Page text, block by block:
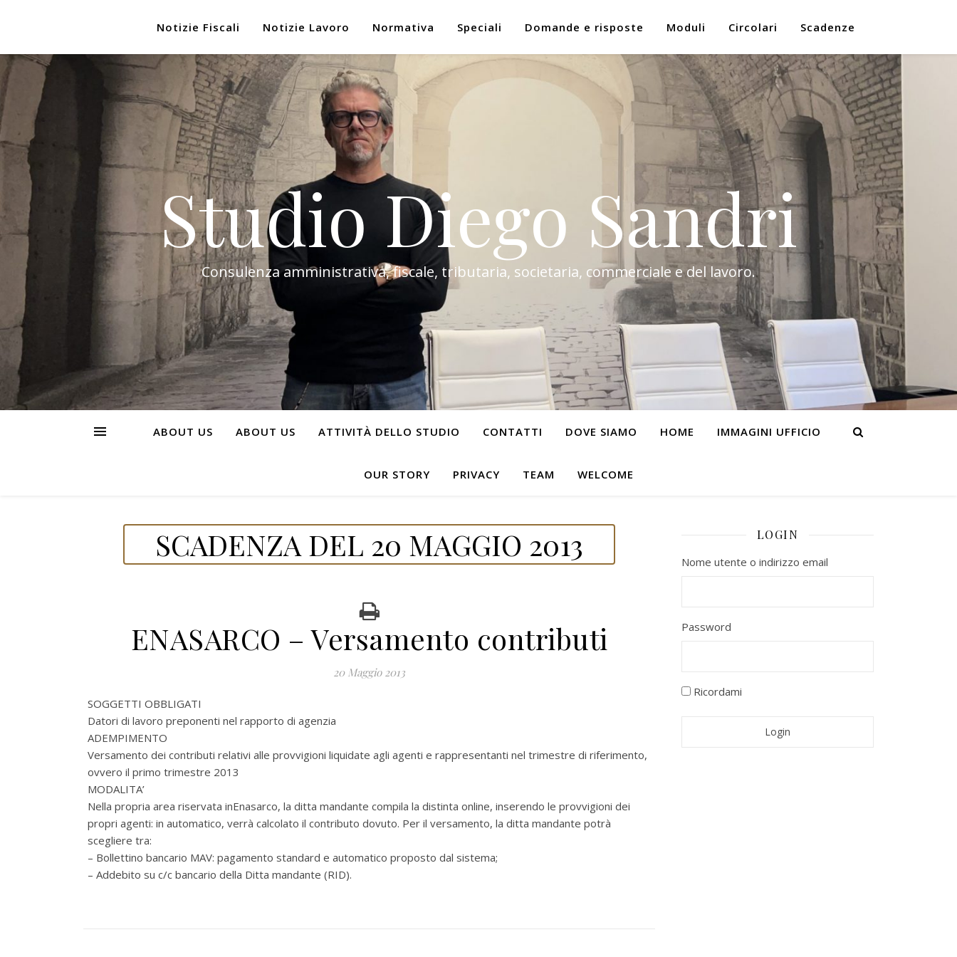
Notizie Fiscali Notizie Lavoro Normativa Speciali Domande e risposte Moduli Circolari Scadenze
Studio Diego Sandri
Consulenza amministrativa, fiscale, tributaria, societaria, commerciale e del lavoro.
ABOUT US ABOUT US ATTIVITÀ DELLO STUDIO CONTATTI DOVE SIAMO HOME IMMAGINI UFFICIO
OUR STORY PRIVACY TEAM WELCOME
SCADENZA DEL 20 MAGGIO 2013
ENASARCO – Versamento contributi
20 Maggio 2013
SOGGETTI OBBLIGATI
Datori di lavoro preponenti nel rapporto di agenzia
ADEMPIMENTO
Versamento dei contributi relativi alle provvigioni liquidate agli agenti e rappresentanti nel trimestre di riferimento,
ovvero il primo trimestre 2013
MODALITA’
Nella propria area riservata inEnasarco, la ditta mandante compila la distinta online, inserendo le provvigioni dei
propri agenti: in automatico, verrà calcolato il contributo dovuto. Per il versamento, la ditta mandante potrà
scegliere tra:
– Bollettino bancario MAV: pagamento standard e automatico proposto dal sistema;
– Addebito su c/c bancario della Ditta mandante (RID).
LOGIN
Nome utente o indirizzo email
Password
Ricordami